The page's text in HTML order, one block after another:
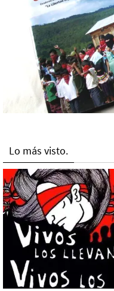
Lo más visto.